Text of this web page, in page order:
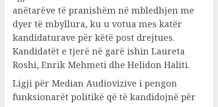
anëtarëve të pranishëm në mbledhjen me
dyer të mbyllura, ku u votua mes katër
kandidaturave për këtë post drejtues.
Kandidatët e tjerë në garë ishin Laureta
Roshi, Enrik Mehmeti dhe Helidon Haliti.
Ligji për Median Audiovizive i pengon
funksionarët politikë që të kandidojnë për